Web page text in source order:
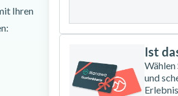
Ihren
Ist
und